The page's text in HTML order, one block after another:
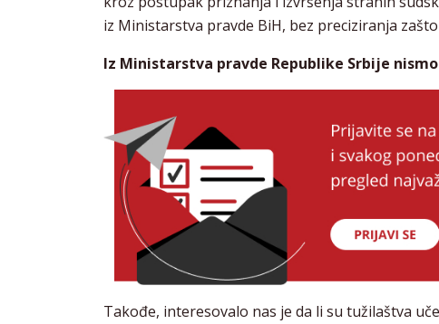
iz Ministarstva pravde BiH, bez preciziranja
Iz Ministarstva pravde Republike Srbije
Takođe, interesovalo nas je da li su tužilaštva